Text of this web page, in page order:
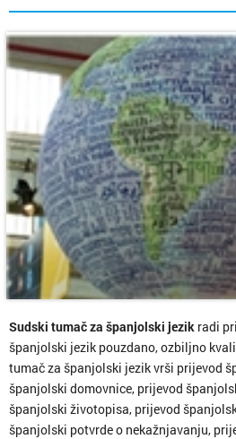
Sudski tumač za španjolski jezik radi
španjolski jezik pouzdano, ozbiljno
tumač za španjolski jezik vrši prijevod
španjolski domovnice, prijevod
španjolski životopisa, prijevod
španjolski potvrde o nekažnjavanju,